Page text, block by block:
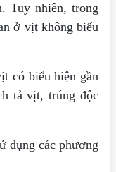
Tuy nhiên, trong
ở vịt không biểu
có biểu hiện gần
tả vịt, trúng độc
dụng các phương